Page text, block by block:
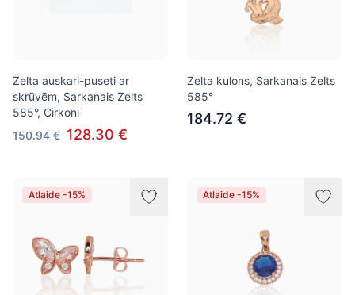
Zelta auskari-puseti ar
skrūvēm, Sarkanais Zelts
585°, Cirkoni
150.94 € 128.30 €
Zelta kulons, Sarkanais Zelts
585°
184.72 €
Atlaide -15% Atlaide -15%